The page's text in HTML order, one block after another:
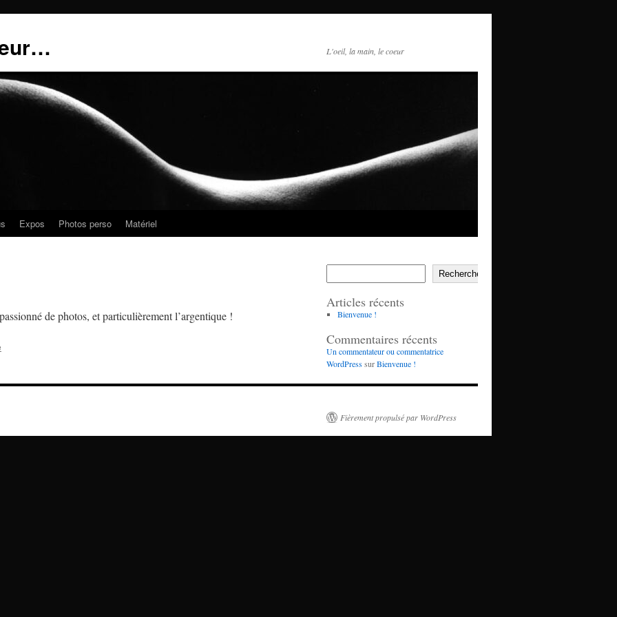
L'oeil, la main, le coeur
Expos Photos perso Matériel
de photos, et particulièrement l’argentique !
Rechercher
Articles récents
Bienvenue !
Commentaires récents
Un commentateur ou commentatrice
WordPresssurBienvenue !
Fièrement propulsé par WordPress